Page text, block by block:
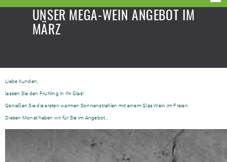
UNSER MEGA-WEIN ANGEBOT IM
MÄRZ
Liebe Kunden,
lassen Sie den Frühling in Ihr Glas!
Genießen Sie die ersten warmen Sonnenstrahlen mit einem Glas Wein im Freien.
Diesen Monat haben wir für Sie im Angebot…